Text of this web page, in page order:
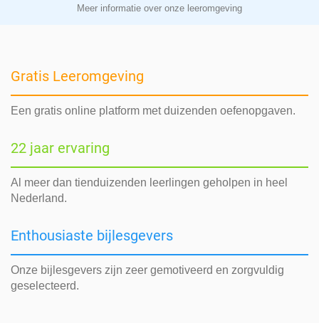
Meer informatie over onze leeromgeving
Gratis Leeromgeving
Een gratis online platform met duizenden oefenopgaven.
22 jaar ervaring
Al meer dan tienduizenden leerlingen geholpen in heel
Nederland.
Enthousiaste bijlesgevers
Onze bijlesgevers zijn zeer gemotiveerd en zorgvuldig
geselecteerd.